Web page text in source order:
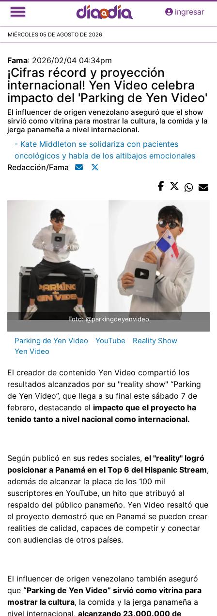
Pasar
al
principal
ingresar
MIÉRCOLES 05 DE AGOSTO DE 2026
Fama: 2026/02/04 04:34pm
¡Cifras récord y proyección
internacional! Yen Video celebra
impacto del 'Parking de Yen Video'
El influencer de origen venezolano aseguró que el show
sirvió como vitrina para mostrar la cultura, la comida y la
jerga panameña a nivel internacional.
- Kate Middleton se solidariza con pacientes
oncológicos y habla de los altibajos emocionales
Redacción/fama
Foto: @parkingdeyenvideo
Parking de Yen Video YouTube
Reality Show
Yen Video
El creador de contenido Yen Video compartió los
resultados alcanzados por su "reality show" “Parking
de Yen Video”, que llega a su final este sábado 7 de
febrero, destacando el impacto que el proyecto ha
tenido tanto a nivel nacional como internacional.
Según publicó en sus redes sociales, el "reality" logró
posicionar a Panamá en el Top 6 del Hispanic Stream,
además de alcanzar la placa de los 100 mil
suscriptores en YouTube, un hito que atribuyó al
respaldo del público panameño. Yen Video resaltó que
el proyecto demostró que en Panamá se pueden crear
realities de calidad, capaces de competir y conectar
con audiencias de otros países.
El influencer de origen venezolano también aseguró
que “Parking de Yen Video” sirvió como vitrina para
mostrar la cultura, la comida y la jerga panameña a
nivel internacional, alcanzando 23.000.000 de